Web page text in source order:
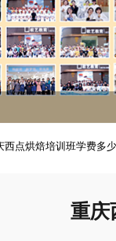
西点烘焙培训班学费多
重庆